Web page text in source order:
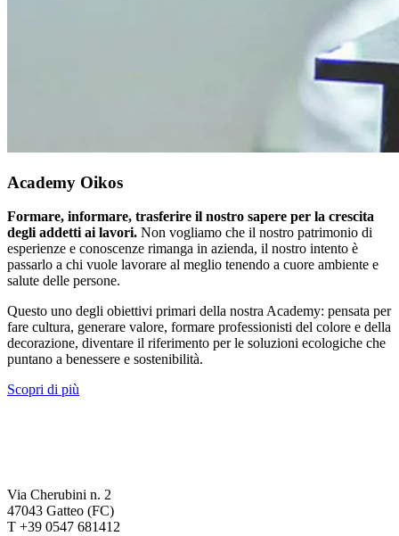
Academy Oikos
Formare, informare, trasferire il nostro sapere per la crescita
degli addetti ai lavori. Non vogliamo che il nostro patrimonio di
esperienze e conoscenze rimanga in azienda, il nostro intento è
passarlo a chi vuole lavorare al meglio tenendo a cuore ambiente e
salute delle persone.
Questo uno degli obiettivi primari della nostra Academy: pensata per
fare cultura, generare valore, formare professionisti del colore e della
decorazione, diventare il riferimento per le soluzioni ecologiche che
puntano a benessere e sostenibilità.
Scopri di più
Via Cherubini n. 2
47043 Gatteo (FC)
T +39 0547 681412